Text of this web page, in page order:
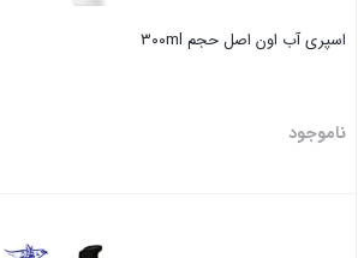
اسپری آب اون اصل حجم ۳۰۰ml
ناموجود